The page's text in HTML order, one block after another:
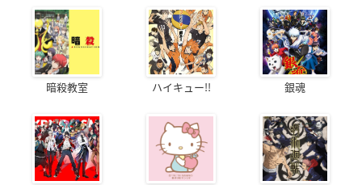
暗殺教室 ハイキュー!! 銀魂